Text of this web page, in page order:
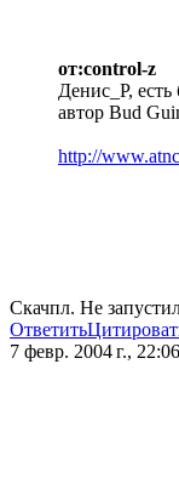
от:control-z
Денис_Р,
автор Bud
http://
Скачпл. Не
Ответить
7 февр. 2004 г.,